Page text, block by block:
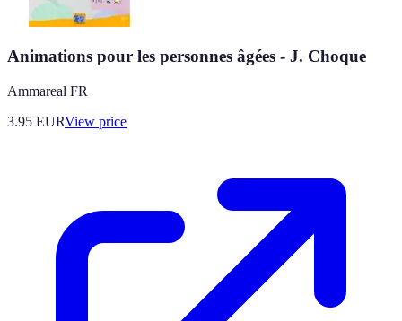
Animations pour les personnes âgées - J. Choque
Ammareal FR
3.95 EURView price